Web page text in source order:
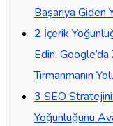
Başarıya Giden
2 İçerik
Edin:
Tırmanmanın
3 SEO
Yoğunluğunu